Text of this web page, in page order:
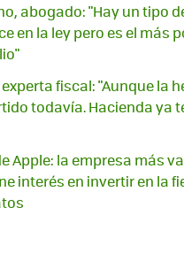
abogado: "Hay un tipo
en la ley pero es el más
fiscal: "Aunque la
todavía. Hacienda ya
Apple: la empresa más
interés en invertir en la